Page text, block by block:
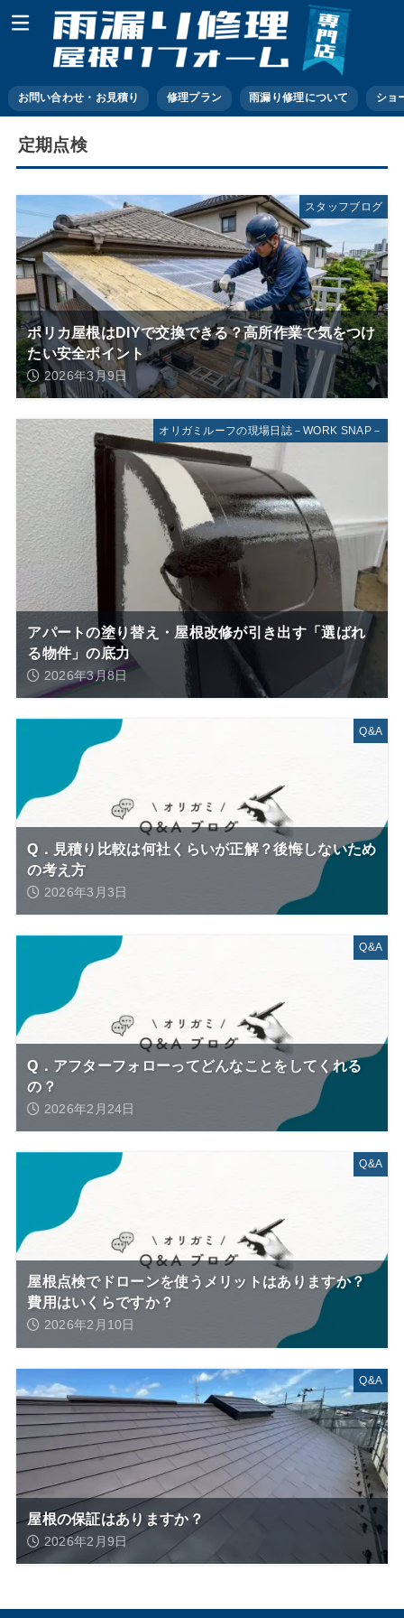
お問い合わせ・お見積り 修理プラン 雨漏り修理について ショ
定期点検
スタッフブログ
ポリカ屋根はDIYで交換できる？高所作業で気をつけ
たい安全ポイント
2026年3月9日
オリガミルーフの現場日誌－WORK SNAP－
アパートの塗り替え・屋根改修が引き出す「選ばれ
る物件」の底力
2026年3月8日
Q&A
Q．見積り比較は何社くらいが正解？後悔しないため
の考え方
2026年3月3日
Q&A
Q．アフターフォローってどんなことをしてくれる
の？
2026年2月24日
Q&A
屋根点検でドローンを使うメリットはありますか？
費用はいくらですか？
2026年2月10日
Q&A
屋根の保証はありますか？
2026年2月9日